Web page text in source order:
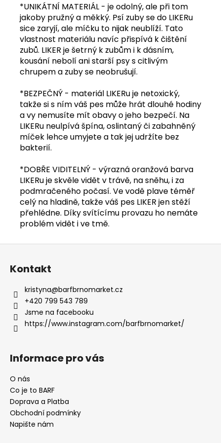
*UNIKÁTNÍ MATERIÁL - je odolný, ale při tom
jakoby pružný a měkký. Psí zuby se do LIKERu
sice zaryjí, ale míčku to nijak neublíží. Tato
vlastnost materiálu navíc přispívá k čištění
zubů. LIKER je šetrný k zubům i k dásním,
kousání nebolí ani starší psy s citlivým
chrupem a zuby se neobrušují.
*BEZPEČNÝ - materiál LIKERu je netoxický,
takže si s ním váš pes může hrát dlouhé hodiny
a vy nemusíte mít obavy o jeho bezpečí. Na
LIKERu neulpívá špína, oslintaný či zabahněný
míček lehce umyjete a tak jej udržíte bez
bakterií.
*DOBŘE VIDITELNÝ - výrazná oranžová barva
LIKERu je skvěle vidět v trávě, na sněhu, i za
podmračeného počasí. Ve vodě plave téměř
celý na hladině, takže váš pes LIKER jen stěží
přehlédne. Díky svítícímu provazu ho nemáte
problém vidět i ve tmě.
Z
Kontakt
kristyna@barfbrnomarket.cz
+420 799 543 789
Jsme na facebooku
https://www.instagram.com/barfbrnomarket/
Informace pro vás
O nás
Co je to BARF
Doprava a Platba
Obchodní podmínky
Napište nám